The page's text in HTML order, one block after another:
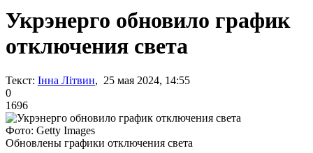
Укрэнерго обновило график
отключения света
Текст: Інна Літвин, 25 мая 2024, 14:55
0
1696
Фото: Getty Images
Обновлены графики отключения света